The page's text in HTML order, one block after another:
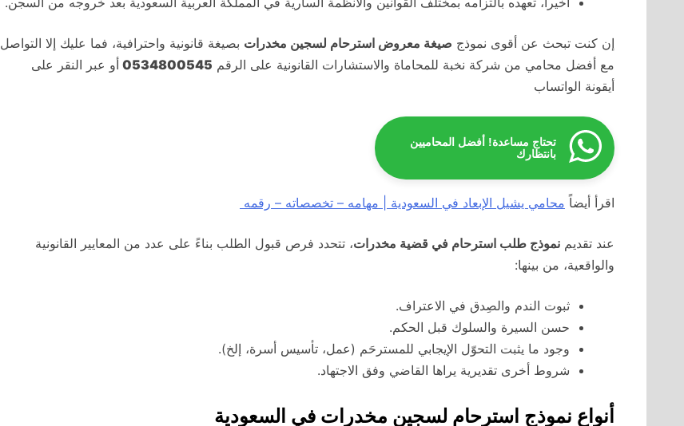
إن كنت تبحث عن أقوى نموذج صيغة معروض استرحام لسجين مخدرات بصيغة قانونية واحترافية، فما عليك إلا التواصل
مع أفضل محامي من شركة نخبة للمحاماة والاستشارات القانونية على الرقم 0534800545 أو عبر النقر على
أيقونة الواتساب
تحتاج مساعدة! أفضل المحاميين
بانتظارك
اقرأ أيضاً محامي يشيل الإبعاد في السعودية | مهامه – تخصصاته – رقمه
عند تقديم نموذج طلب استرحام في قضية مخدرات، تتحدد فرص قبول الطلب بناءً على عدد من المعايير القانونية
والواقعية، من بينها:
ثبوت الندم والصِدق في الاعتراف.
حسن السيرة والسلوك قبل الحكم.
وجود ما يثبت التحوّل الإيجابي للمسترحَم (عمل، تأسيس أسرة، إلخ).
شروط أخرى تقديرية يراها القاضي وفق الاجتهاد.
أنواع نموذج استرحام لسجين مخدرات في السعودية